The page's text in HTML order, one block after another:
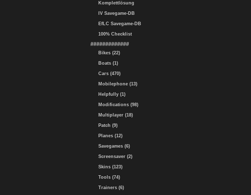
Komplettlösung
IV Savegame-DB
EfLC Savegame-DB
100% Checklist
#############
Bikes (22)
Boats (1)
Cars (470)
Mobilephone (13)
Helpfully (1)
Modifications (98)
Multiplayer (18)
Patch (9)
Planes (12)
Savegames (6)
Screensaver (2)
Skins (123)
Tools (74)
Trainers (6)